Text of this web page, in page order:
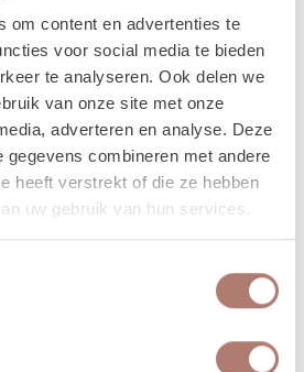
om content en advertenties te
voor social media te bieden
te analyseren. Ook delen we
van onze site met onze
adverteren en analyse. Deze
gegevens combineren met andere
heeft verstrekt of die ze hebben
uw gebruik van hun services.
Winkelwagen